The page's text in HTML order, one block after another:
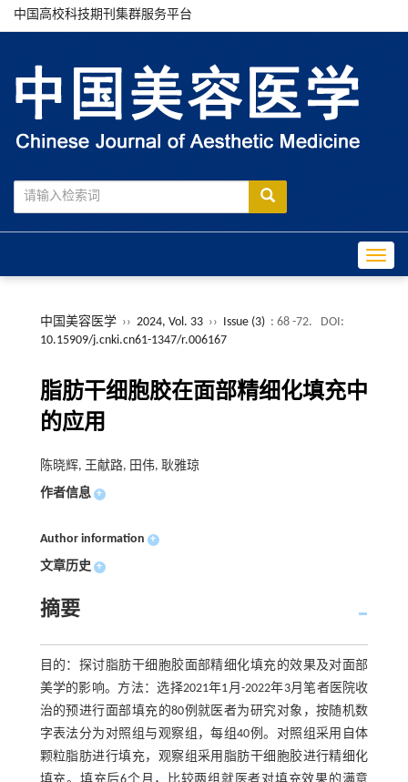
中国高校科技期刊集群服务平台
中国美容医学 ›› 2024, Vol. 33 ›› Issue (3) : 68 -72.
DOI:
10.15909/j.cnki.cn61-1347/r.006167
脂肪干细胞胶在面部精细化填充中
的应用
陈晓辉, 王献路, 田伟, 耿雅琼
作者信息 +
Author information +
文章历史 +
摘要
目的：探讨脂肪干细胞胶面部精细化填充的效果及对面部
美学的影响。方法：选择2021年1月-2022年3月笔者医院收
治的预进行面部填充的80例就医者为研究对象，按随机数
字表法分为对照组与观察组，每组40例。对照组采用自体
颗粒脂肪进行填充，观察组采用脂肪干细胞胶进行精细化